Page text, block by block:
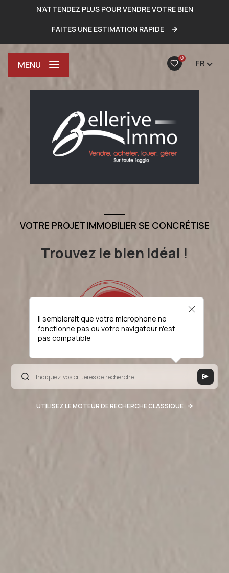
N'ATTENDEZ PLUS POUR VENDRE VOTRE BIEN
FAITES UNE ESTIMATION RAPIDE
0
FR
MENU
VOTRE PROJET IMMOBILIER SE CONCRÉTISE
Trouvez le bien idéal !
Il semblerait que votre microphone ne
fonctionne pas ou votre navigateur n'est
pas compatible
UTILISEZ LE MOTEUR DE RECHERCHE CLASSIQUE